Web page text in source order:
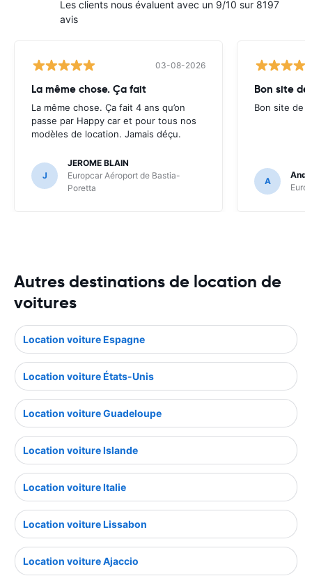
Les clients nous évaluent avec un 9/10 sur 8197
avis
03-08-2026
La même chose. Ça fait
La même chose. Ça fait 4 ans qu’on
passe par Happy car et pour tous nos
modèles de location. Jamais déçu.
J
JEROME BLAIN
Europcar Aéroport de Bastia-
Poretta
Bon site
Bon site de
A
Autres destinations de location de
voitures
Location voiture Espagne
Location voiture États-Unis
Location voiture Guadeloupe
Location voiture Islande
Location voiture Italie
Location voiture Lissabon
Location voiture Ajaccio